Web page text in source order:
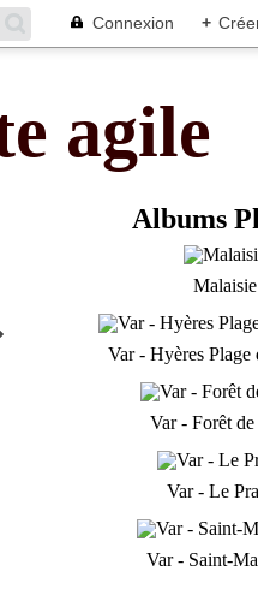
Connexion +
agile
Albums
Malaisie
Var - Hyères Plage
Var - Forêt de
Var - Le
Var - Saint-